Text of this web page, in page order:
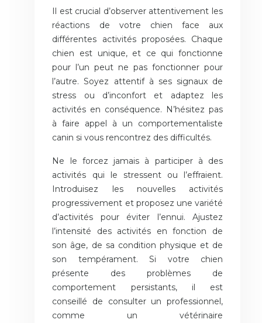
Il est crucial d’observer attentivement les
réactions de votre chien face aux
différentes activités proposées. Chaque
chien est unique, et ce qui fonctionne
pour l’un peut ne pas fonctionner pour
l’autre. Soyez attentif à ses signaux de
stress ou d’inconfort et adaptez les
activités en conséquence. N’hésitez pas
à faire appel à un comportementaliste
canin si vous rencontrez des difficultés.
Ne le forcez jamais à participer à des
activités qui le stressent ou l’effraient.
Introduisez les nouvelles activités
progressivement et proposez une variété
d’activités pour éviter l’ennui. Ajustez
l’intensité des activités en fonction de
son âge, de sa condition physique et de
son tempérament. Si votre chien
présente des problèmes de
comportement persistants, il est
conseillé de consulter un professionnel,
comme un vétérinaire